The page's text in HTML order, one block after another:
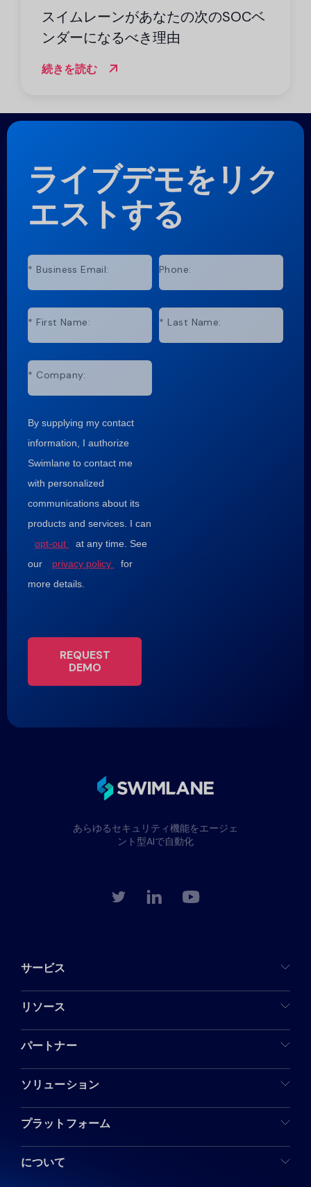
スイムレーンがあなたの次のSOCベ
ンダーになるべき理由
続きを読む
ライブデモをリク
エストする
* Business Email: Phone:
* First Name: * Last Name:
* Company:
By supplying my contact
information, I authorize
Swimlane to contact me
with personalized
communications about its
products and services. I can
opt-out
at any time. See
our
privacy policy
for
more details.
REQUEST
DEMO
あらゆるセキュリティ機能をエージェ
ント型AIで自動化
サービス
リソース
パートナー
ソリューション
プラットフォーム
について